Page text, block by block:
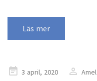
Läs mer
Publicerad
3 april, 2020